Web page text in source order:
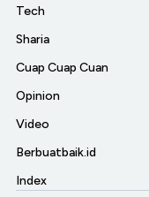
Tech
Sharia
Cuap Cuap Cuan
Opinion
Video
Berbuatbaik.id
Index